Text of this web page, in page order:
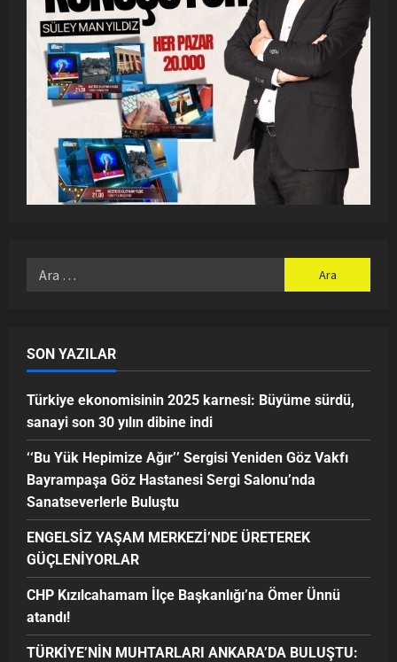
SON YAZILAR
Türkiye ekonomisinin 2025 karnesi: Büyüme sürdü,
sanayi son 30 yılın dibine indi
‘‘Bu Yük Hepimize Ağır’’ Sergisi Yeniden Göz Vakfı
Bayrampaşa Göz Hastanesi Sergi Salonu’nda
Sanatseverlerle Buluştu
ENGELSİZ YAŞAM MERKEZİ’NDE ÜRETEREK
GÜÇLENİYORLAR
CHP Kızılcahamam İlçe Başkanlığı’na Ömer Ünnü
atandı!
TÜRKİYE’NİN MUHTARLARI ANKARA’DA BULUŞTU: